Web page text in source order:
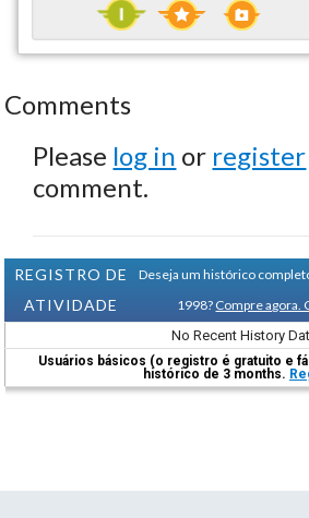
Comments
Please log in or register
comment.
REGISTRO DE
ATIVIDADE
Deseja um histórico
1998? Compre agora.
No Recent History
Usuários básicos (o registro é gratuito e
histórico de 3 months.